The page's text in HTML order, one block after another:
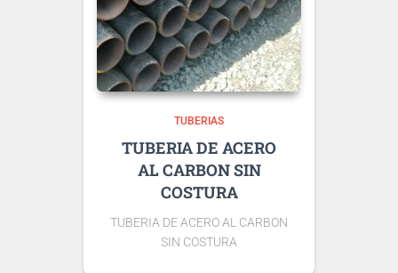
TUBERIAS
TUBERIA DE ACERO
AL CARBON SIN
COSTURA
TUBERIA DE ACERO AL CARBON
SIN COSTURA